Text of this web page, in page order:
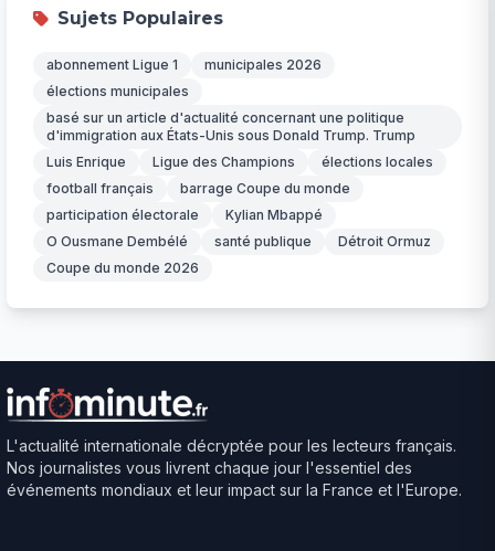
Sujets Populaires
abonnement Ligue 1
municipales 2026
élections municipales
basé sur un article d'actualité concernant une politique
d'immigration aux États-Unis sous Donald Trump. Trump
Luis Enrique
Ligue des Champions
élections locales
football français
barrage Coupe du monde
participation électorale
Kylian Mbappé
O Ousmane Dembélé
santé publique
Détroit Ormuz
Coupe du monde 2026
L'actualité internationale décryptée pour les lecteurs français.
Nos journalistes vous livrent chaque jour l'essentiel des
événements mondiaux et leur impact sur la France et l'Europe.